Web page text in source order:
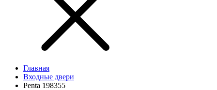
Главная
Входные двери
Penta 198355